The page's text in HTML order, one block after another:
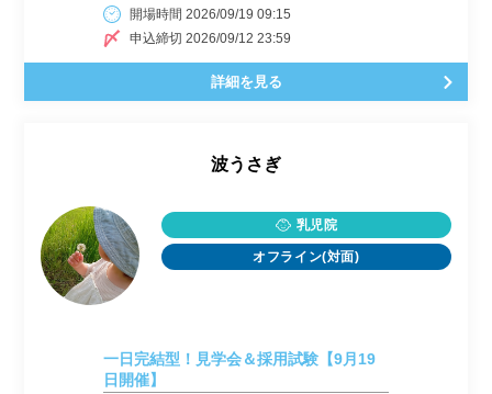
開場時間 2026/09/19 09:15
申込締切 2026/09/12 23:59
詳細を見る
波うさぎ
乳児院
オフライン(対面)
一日完結型！見学会＆採用試験【9月19
日開催】